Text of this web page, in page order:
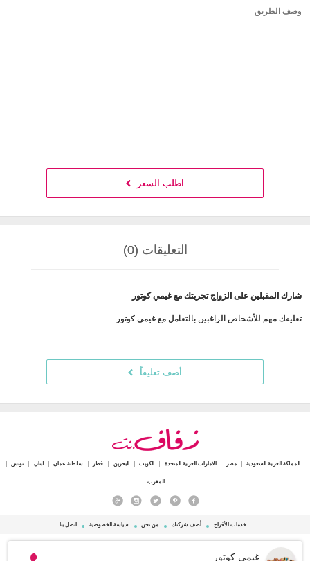
وصف الطريق
اطلب السعر
التعليقات (0)
شارك المقبلين على الزواج تجربتك مع غيمي كوتور
تعليقك مهم للأشخاص الراغبين بالتعامل مع غيمي كوتور
أضف تعليقاً
غيمي كوتور
المملكة العربية السعودية مصر الامارات العربية المتحدة الكويت البحرين قطر سلطنة عمان لبنان تونس
المغرب
خدمات الأفراح أضف شركتك من نحن سياسة الخصوصية اتصل بنا